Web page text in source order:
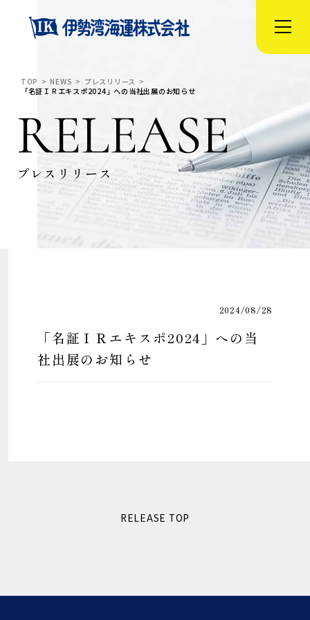
TOP NEWS
プレスリリース
「名証ＩＲエキスポ2024」への当社出展のお知らせ
RELEASE
プレスリリース
2024/08/28
「名証ＩＲエキスポ2024」への当
社出展のお知らせ
RELEASE TOP